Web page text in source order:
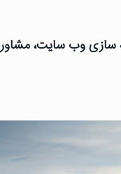
سازی وب سایت،